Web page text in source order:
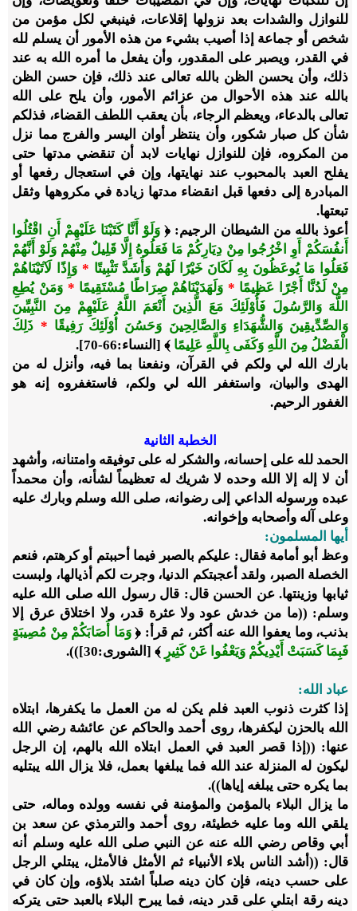
للنوازل والشدات بعد نزولها إقلاعات، فينبغي لكل مؤمن من
شخص أو جماعة إذا أصيب بشيء من هذه الأمور أن يسلم لله
في القدر، ويصبر على المقدور، وأن يفعل ما أمره الله به عند
ذلك، وأن يحسن الظن بالله تعالى عند ذلك، فإن حسن الظن
بالله عند هذه الأحوال من عزائم الأمور، وأن يلح على الله
تعالى بالدعاء، ويعظم الرجاء، بأن يعقب اللطف القضاء، فذلكم
شأن كل صبار شكور، وأن ينتظر أوان اليسر والفرج مما نزل
من المكروه، فإن للنوازل نهايات لابد أن تنقضي مدتها حتى
يفلح العبد بالمحبوب عند نهايتها، وإن في استعجال رفعها أو
المبادرة إلى دفعها قبل انقضاء مدتها زيادة في مكروهها وثقل
تبعتها.
أعوذ بالله من الشيطان الرجيم: ﴿ وَلَوْ أَنَّا كَتَبْنَا عَلَيْهِمْ أَنِ اقْتُلُوا
أَنفُسَكُمْ أَوِ اخْرُجُوا مِنْ دِيَارِكُمْ مَا فَعَلُوهُ إِلَّا قَلِيلٌ مِنْهُمْ وَلَوْ أَنَّهُمْ
فَعَلُوا مَا يُوعَظُونَ بِهِ لَكَانَ خَيْرًا لَهُمْ وَأَشَدَّ تَثْبِيتًا * وَإِذًا لَآتَيْنَاهُمْ
مِنْ لَدُنَّا أَجْرًا عَظِيمًا * وَلَهَدَيْنَاهُمْ صِرَاطًا مُسْتَقِيمًا * وَمَنْ يُطِعِ
اللَّهَ وَالرَّسُولَ فَأُوْلَئِكَ مَعَ الَّذِينَ أَنْعَمَ اللَّهُ عَلَيْهِمْ مِنَ النَّبِيِّينَ
وَالصِّدِّيقِينَ وَالشُّهَدَاءِ وَالصَّالِحِينَ وَحَسُنَ أُوْلَئِكَ رَفِيقًا * ذَلِكَ
الْفَضْلُ مِنَ اللَّهِ وَكَفَى بِاللَّهِ عَلِيمًا ﴾ [النساء:66-70].
بارك الله لي ولكم في القرآن، ونفعنا بما فيه، وأنزل له من
الهدى والبيان، واستغفر الله لي ولكم، فاستغفروه إنه هو
الغفور الرحيم.
الخطبة الثانية
الحمد لله على إحسانه، والشكر له على توفيقه وامتنانه، وأشهد
أن لا إله إلا الله وحده لا شريك له تعظيماً لشأنه، وأن محمداً
عبده ورسوله الداعي إلى رضوانه، صلى الله وسلم وبارك عليه
وعلى آله وأصحابه وإخوانه.
أيها المسلمون:
وعظ أبو أمامة فقال: عليكم بالصبر فيما أحببتم أو كرهتم، فنعم
الخصلة الصبر، ولقد أعجبتكم الدنيا، وجرت لكم أذيالها، ولبست
ثيابها وزينتها. عن الحسن قال: قال رسول الله صلى الله عليه
وسلم: ((ما من خدش عود ولا عثرة قدر، ولا اختلاق عرق إلا
بذنب، وما يعفوا الله عنه أكثر، ثم قرأ: ﴿وَمَا أَصَابَكُمْ مِنْ مُصِيبَةٍ
فَبِمَا كَسَبَتْ أَيْدِيكُمْ وَيَعْفُوا عَنْ كَثِيرٍ ﴾ [الشورى:30])).
عباد الله:
إذا كثرت ذنوب العبد فلم يكن له من العمل ما يكفرها، ابتلاه
الله بالحزن ليكفرها، روى أحمد والحاكم عن عائشة رضي الله
عنها: ((إذا قصر العبد في العمل ابتلاه الله بالهم، إن الرجل
ليكون له المنزلة عند الله فما يبلغها بعمل، فلا يزال الله يبتليه
بما يكره حتى يبلغه إياها)).
ما يزال البلاء بالمؤمن والمؤمنة في نفسه وولده وماله، حتى
يلقي الله وما عليه خطيئة، روى أحمد والترمذي عن سعد بن
أبي وقاص رضي الله عنه عن النبي صلى الله عليه وسلم أنه
قال: ((أشد الناس بلاء الأنبياء ثم الأمثل فالأمثل، يبتلي الرجل
على حسب دينه، فإن كان دينه صلباً اشتد بلاؤه، وإن كان في
دينه رقة ابتلي على قدر دينه، فما يبرح البلاء بالعبد حتى يتركه